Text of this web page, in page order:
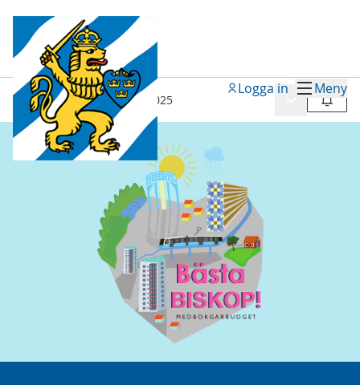
Meny
Logga in
Processer / Bästa Biskop 2025 Meny
Följ